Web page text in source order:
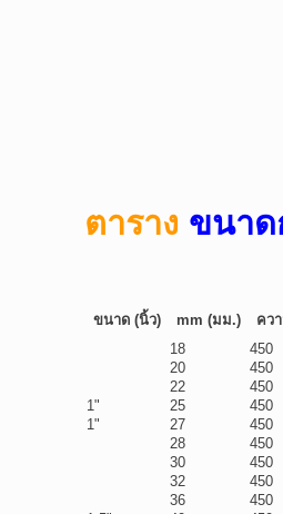
ตาราง ขนาด
ขนาด (นิ้ว) mm (มม.)
คว
18
450
20
450
22
450
1"
25
450
1"
27
450
28
450
30
450
32
450
36
450